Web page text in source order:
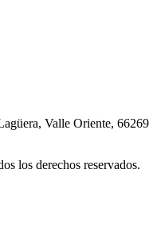
Valle Oriente, 66269
los derechos reservados.